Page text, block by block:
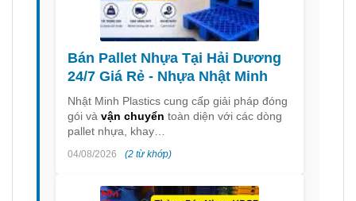
Bán Pallet Nhựa Tại Hải Dương
24/7 Giá Rẻ - Nhựa Nhật Minh
Nhật Minh Plastics cung cấp giải pháp đóng
gói và vận chuyển toàn diện với các dòng
pallet nhựa, khay…
04/08/2026 (2 từ khớp)